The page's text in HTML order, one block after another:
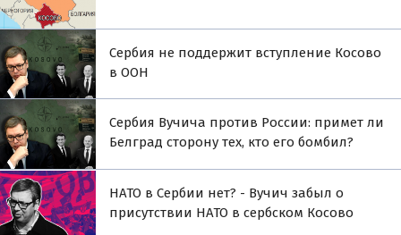
Сербия не поддержит вступление Косово
в ООН
Сербия Вучича против России: примет ли
Белград сторону тех, кто его бомбил?
НАТО в Сербии нет? - Вучич забыл о
присутствии НАТО в сербском Косово